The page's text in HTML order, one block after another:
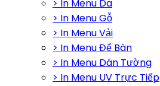
> In Menu Da
> In Menu Gỗ
> In Menu Vải
> In Menu Để Bàn
> In Menu Dán Tường
> In Menu UV Trực Tiếp